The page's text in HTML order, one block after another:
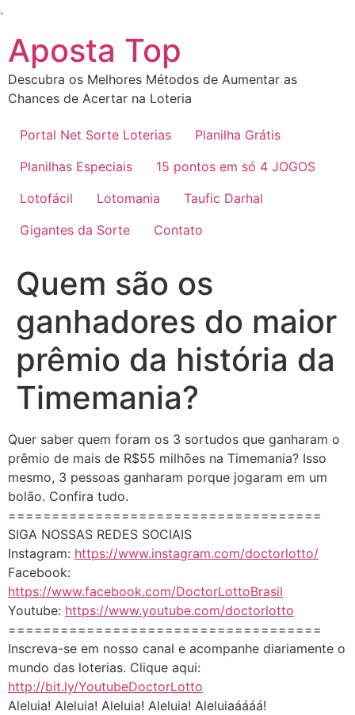
.
conteúdo
Aposta Top
Descubra os Melhores Métodos de Aumentar as
Chances de Acertar na Loteria
Portal Net Sorte Loterias
Planilha Grátis
Planilhas Especiais
15 pontos em só 4 JOGOS
Lotofácil
Lotomania
Taufic Darhal
Gigantes da Sorte
Contato
Quem são os
ganhadores do maior
prêmio da história da
Timemania?
Quer saber quem foram os 3 sortudos que ganharam o
prêmio de mais de R$55 milhões na Timemania? Isso
mesmo, 3 pessoas ganharam porque jogaram em um
bolão. Confira tudo.
====================================
SIGA NOSSAS REDES SOCIAIS
Instagram: https://www.instagram.com/doctorlotto/
Facebook:
https://www.facebook.com/DoctorLottoBrasil
Youtube: https://www.youtube.com/doctorlotto
====================================
Inscreva-se em nosso canal e acompanhe diariamente o
mundo das loterias. Clique aqui:
http://bit.ly/YoutubeDoctorLotto
Aleluia! Aleluia! Aleluia! Aleluia! Aleluiaáááá!